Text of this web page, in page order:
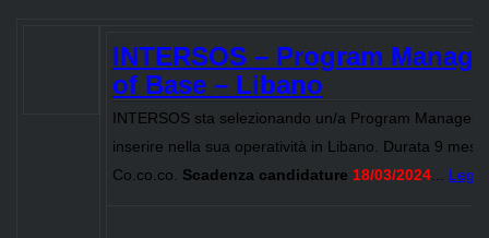
INTERSOS – Program
of Base – Libano
INTERSOS sta selezionando un/a Program Manager
inserire nella sua operatività in Libano. Durata 9
Co.co.co. Scadenza candidature 18/03/2024...